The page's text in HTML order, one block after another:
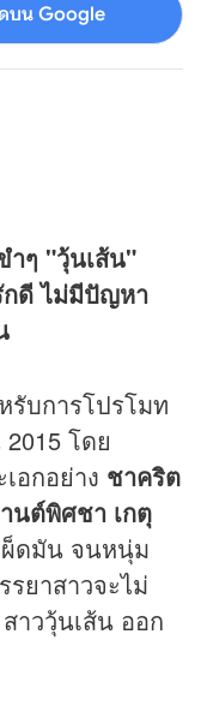
ดบน Google
ๆ "วุ้นเส้น"
กดี ไม่มีปัญหา
รับการโปรโมท
โดย
อกอย่าง ชาคริต
นต์พิศชา เกตุ
ผ็ดมัน จนหนุ่ม
ยาสาวจะไม่
าววุ้นเส้น ออก